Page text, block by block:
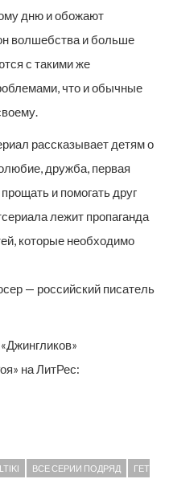
дню и обожают
волшебства и больше
с такими же
что и обычные
рассказывает детям о
дружба, первая
и помогать друг
лежит пропаганда
которые необходимо
— российский писатель
на ЛитРес:
ВСЕ СЕРИИ ПОДРЯД ГЕТ